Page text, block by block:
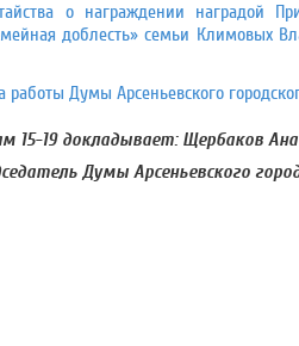
о награждении наградой
доблесть» семьи Климовых
Думы Арсеньевского
15-19 докладывает: Щербаков
Думы Арсеньевского